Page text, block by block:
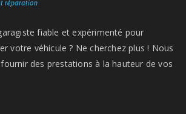
fiable et expérimenté pour
votre véhicule ? Ne cherchez plus ! Nous
des prestations à la hauteur de vos